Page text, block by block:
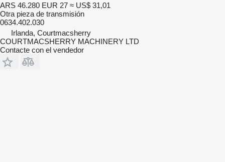
ARS 46.280 EUR 27 ≈ US$ 31,01
Otra pieza de transmisión
0634.402.030
Irlanda, Courtmacsherry
COURTMACSHERRY MACHINERY LTD
Contacte con el vendedor